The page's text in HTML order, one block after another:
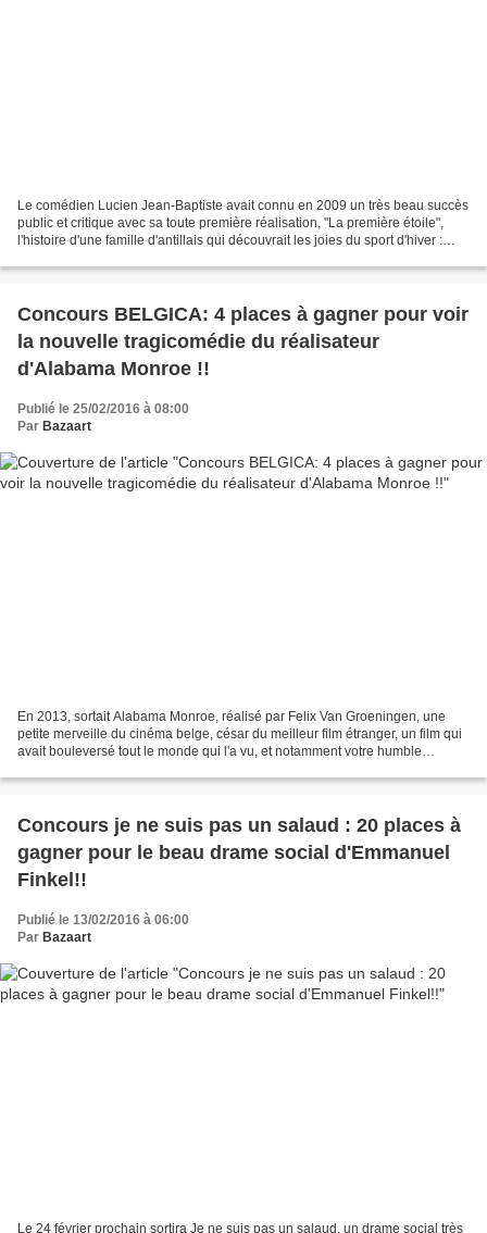
Le comédien Lucien Jean-Baptiste avait connu en 2009 un très beau succès
public et critique avec sa toute première réalisation, "La première étoile",
l'histoire d'une famille d'antillais qui découvrait les joies du sport d'hiver :
Concours BELGICA: 4 places à gagner pour voir
la nouvelle tragicomédie du réalisateur
d'Alabama Monroe !!
Publié le 25/02/2016 à 08:00
Par Bazaart
En 2013, sortait Alabama Monroe, réalisé par Felix Van Groeningen, une
petite merveille du cinéma belge, césar du meilleur film étranger, un film qui
avait bouleversé tout le monde qui l'a vu, et notamment votre humble
Concours je ne suis pas un salaud : 20 places à
gagner pour le beau drame social d'Emmanuel
Finkel!!
Publié le 13/02/2016 à 06:00
Par Bazaart
Le 24 février prochain sortira Je ne suis pas un salaud, un drame social très